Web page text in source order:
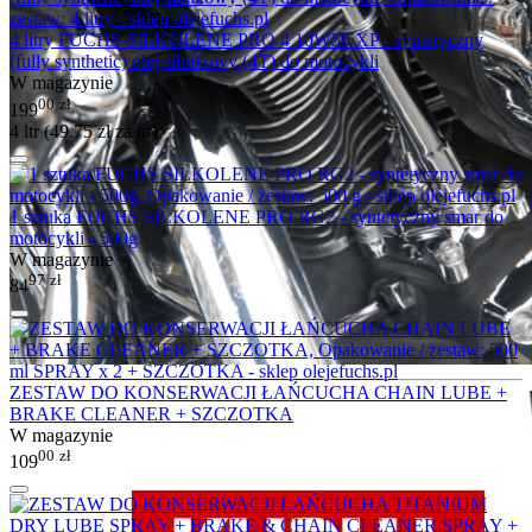
4 litry FUCHS SILKOLENE PRO 4 10W50 XP - syntetyczny
(fully synthetic) olej silnikowy (4T) do motocykli
W magazynie
19900 zł
4 ltr (49.75złza ltr)
1 sztuka FUCHS SILKOLENE PRO RG2 - syntetyczny smar do
motocykli - 500g
W magazynie
8497 zł
ZESTAW DO KONSERWACJI ŁAŃCUCHA CHAIN LUBE +
BRAKE CLEANER + SZCZOTKA
W magazynie
10900 zł